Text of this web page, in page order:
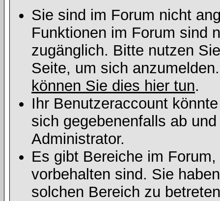
Sie sind im Forum nicht
Funktionen im Forum sind
zugänglich. Bitte nutzen
Seite, um sich
können Sie dies hier tun.
Ihr Benutzeraccount
sich gegebenenfalls ab
Administrator.
Es gibt Bereiche im
vorbehalten sind. Sie
solchen Bereich zu